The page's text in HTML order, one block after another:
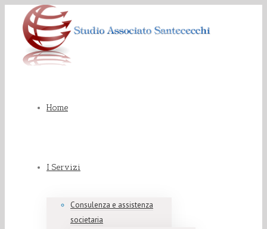
Home
I Servizi
Consulenza e assistenza
societaria